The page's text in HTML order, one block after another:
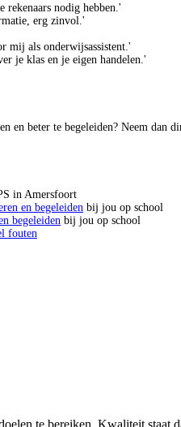
rekenaars nodig hebben.'
erg zinvol.'
mij als onderwijsassistent.'
je klas en je eigen handelen.'
en beter te begeleiden? Neem dan
in Amersfoort
en begeleiden bij jou op school
begeleiden bij jou op school
fouten
te bereiken. Kwaliteit staat